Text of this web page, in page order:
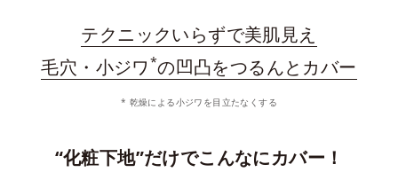
テクニックいらずで美肌見え
毛穴・小ジワ *の凹凸をつるんとカバー
* 乾燥による小ジワを目立たなくする
“化粧下地”だけでこんなにカバー！